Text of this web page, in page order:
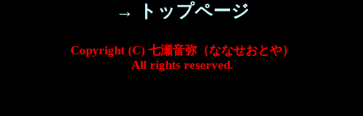
→ トップページ
Copyright (C) 七瀬音弥（ななせおとや）
All rights reserved.